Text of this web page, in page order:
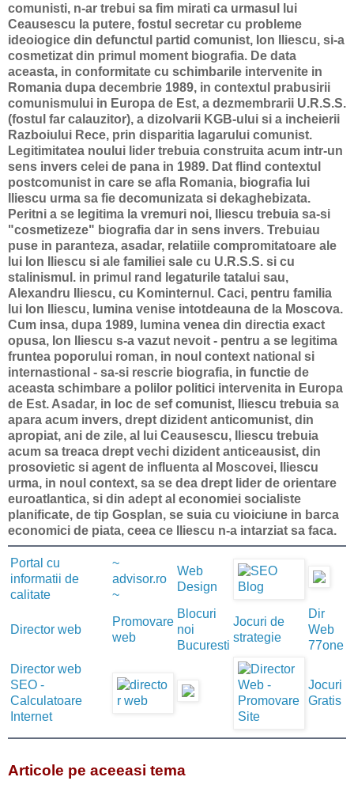
comunisti, n-ar trebui sa fim mirati ca urmasul lui
Ceausescu la putere, fostul secretar cu probleme
ideoiogice din defunctul partid comunist, Ion Iliescu, si-a
cosmetizat din primul moment biografia. De data
aceasta, in conformitate cu schimbarile intervenite in
Romania dupa decembrie 1989, in contextul prabusirii
comunismului in Europa de Est, a dezmembrarii U.R.S.S.
(fostul far calauzitor), a dizolvarii KGB-ului si a incheierii
Razboiului Rece, prin disparitia lagarului comunist.
Legitimitatea noului lider trebuia construita acum intr-un
sens invers celei de pana in 1989. Dat flind contextul
postcomunist in care se afla Romania, biografia lui
Iliescu urma sa fie decomunizata si dekaghebizata.
Peritni a se legitima la vremuri noi, Iliescu trebuia sa-si
"cosmetizeze" biografia dar in sens invers. Trebuiau
puse in paranteza, asadar, relatiile compromitatoare ale
lui Ion Iliescu si ale familiei sale cu U.R.S.S. si cu
stalinismul. in primul rand legaturile tatalui sau,
Alexandru Iliescu, cu Kominternul. Caci, pentru familia
lui Ion Iliescu, lumina venise intotdeauna de la Moscova.
Cum insa, dupa 1989, lumina venea din directia exact
opusa, Ion Iliescu s-a vazut nevoit - pentru a se legitima
fruntea poporului roman, in noul context national si
internastional - sa-si rescrie biografia, in functie de
aceasta schimbare a polilor politici intervenita in Europa
de Est. Asadar, in loc de sef comunist, Iliescu trebuia sa
apara acum invers, drept dizident anticomunist, din
apropiat, ani de zile, al lui Ceausescu, Iliescu trebuia
acum sa treaca drept vechi dizident anticeausist, din
prosovietic si agent de influenta al Moscovei, Iliescu
urma, in noul context, sa se dea drept lider de orientare
euroatlantica, si din adept al economiei socialiste
planificate, de tip Gosplan, se suia cu vioiciune in barca
economici de piata, ceea ce Iliescu n-a intarziat sa faca.
Portal cu
informatii de
calitate
~
advisor.ro
~
Web
Design
Director web
Promovare
web
Blocuri
noi
Bucuresti
Jocuri de
strategie
Dir
Web
77one
Director web
SEO -
Calculatoare
Internet
Jocuri
Gratis
Articole pe aceeasi tema